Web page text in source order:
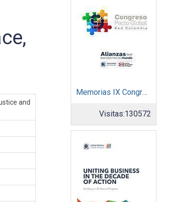
and
Memorias IX Congreso Pacto Global 2019
Visitas:130572